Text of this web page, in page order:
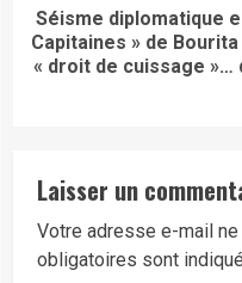
Next
post:
Séisme diplomatique
Capitaines » de
« droit de cuissage »…
Laisser un
Votre adresse e-mail
obligatoires sont